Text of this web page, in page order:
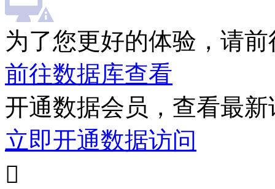
为了您更好的体验，请
前往数据库查看
开通数据会员，查看最
立即开通数据访问
